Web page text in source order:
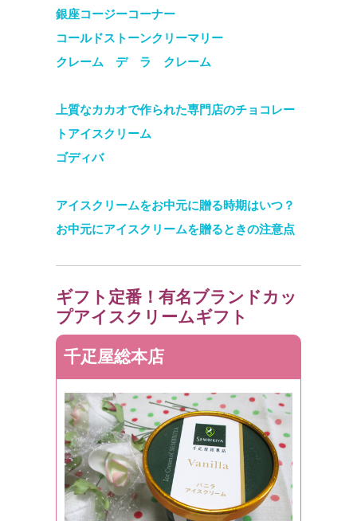
銀座コージーコーナー
コールドストーンクリーマリー
クレーム デ ラ クレーム
上質なカカオで作られた専門店のチョコレー
トアイスクリーム
ゴディバ
アイスクリームをお中元に贈る時期はいつ？
お中元にアイスクリームを贈るときの注意点
ギフト定番！有名ブランドカッ
プアイスクリームギフト
千疋屋総本店